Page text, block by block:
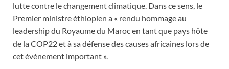
lutte contre le changement climatique. Dans ce sens, le
Premier ministre éthiopien a « rendu hommage au
leadership du Royaume du Maroc en tant que pays hôte
de la COP22 et à sa défense des causes africaines lors de
cet événement important ».